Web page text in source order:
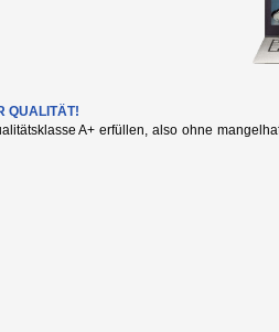
QUALITÄT!
A+ erfüllen, also ohne